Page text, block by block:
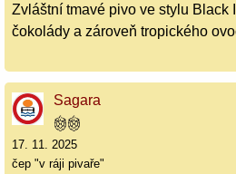
Zvláštní tmavé pivo ve stylu Black
čokolády a zároveň tropického
Sagara
17. 11. 2025
čep "v ráji pivaře"